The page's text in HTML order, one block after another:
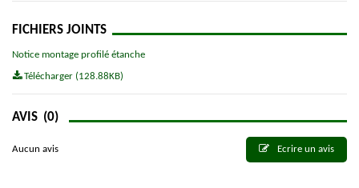
FICHIERS JOINTS
Notice montage profilé étanche
Télécharger (128.88KB)
AVIS (0)
Aucun avis Ecrire un avis